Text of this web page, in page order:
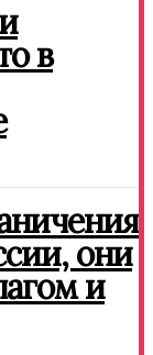
в
они
и